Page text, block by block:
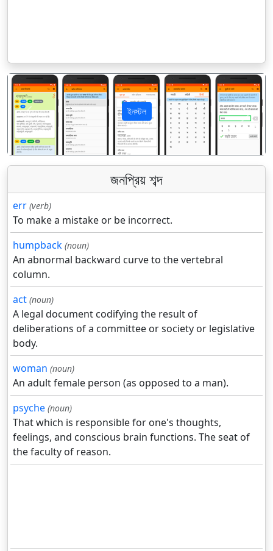
ইনস্টল
पिछला अगला
জনপ্রিয় শব্দ
err (verb)
To make a mistake or be incorrect.
humpback (noun)
An abnormal backward curve to the vertebral
column.
act (noun)
A legal document codifying the result of
deliberations of a committee or society or legislative
body.
woman (noun)
An adult female person (as opposed to a man).
psyche (noun)
That which is responsible for one's thoughts,
feelings, and conscious brain functions. The seat of
the faculty of reason.